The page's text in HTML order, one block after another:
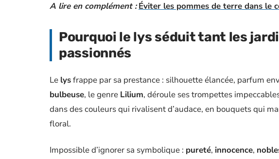
A lire en complément : Éviter les pommes de terre dans le
Pourquoi le lys séduit tant les
passionnés
Le lysfrappe par sa prestance : silhouette élancée, parfum
bulbeuse, le genre Lilium, déroule ses trompettes
dans des couleurs qui rivalisent d’audace, en bouquets qui
floral.
Impossible d’ignorer sa symbolique : pureté, innocence,